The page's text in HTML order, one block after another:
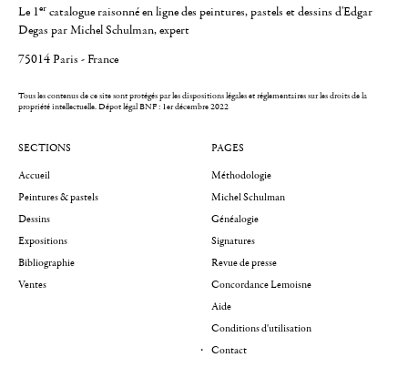
Le 1er catalogue raisonné en ligne des peintures, pastels et dessins d'Edgar
Degas par Michel Schulman, expert
75014 Paris - France
Tous les contenus de ce site sont protégés par les dispositions légales et réglementaires sur les droits de la
propriété intellectuelle.Dépot légal BNF : 1er décembre 2022
SECTIONS
Accueil
Peintures & pastels
Dessins
Expositions
Bibliographie
Ventes
PAGES
Méthodologie
Michel Schulman
Généalogie
Signatures
Revue de presse
Concordance Lemoisne
Aide
Conditions d'utilisation
Contact